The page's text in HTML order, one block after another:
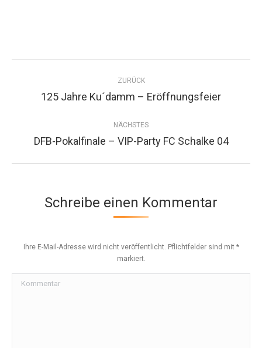
navigation
ZURÜCK
Previous
125 Jahre Ku´damm – Eröffnungsfeier
NÄCHSTES
Next
DFB-Pokalfinale – VIP-Party FC Schalke 04
Schreibe einen Kommentar
Ihre E-Mail-Adresse wird nicht veröffentlicht. Pflichtfelder sind mit *
markiert.
Kommentar